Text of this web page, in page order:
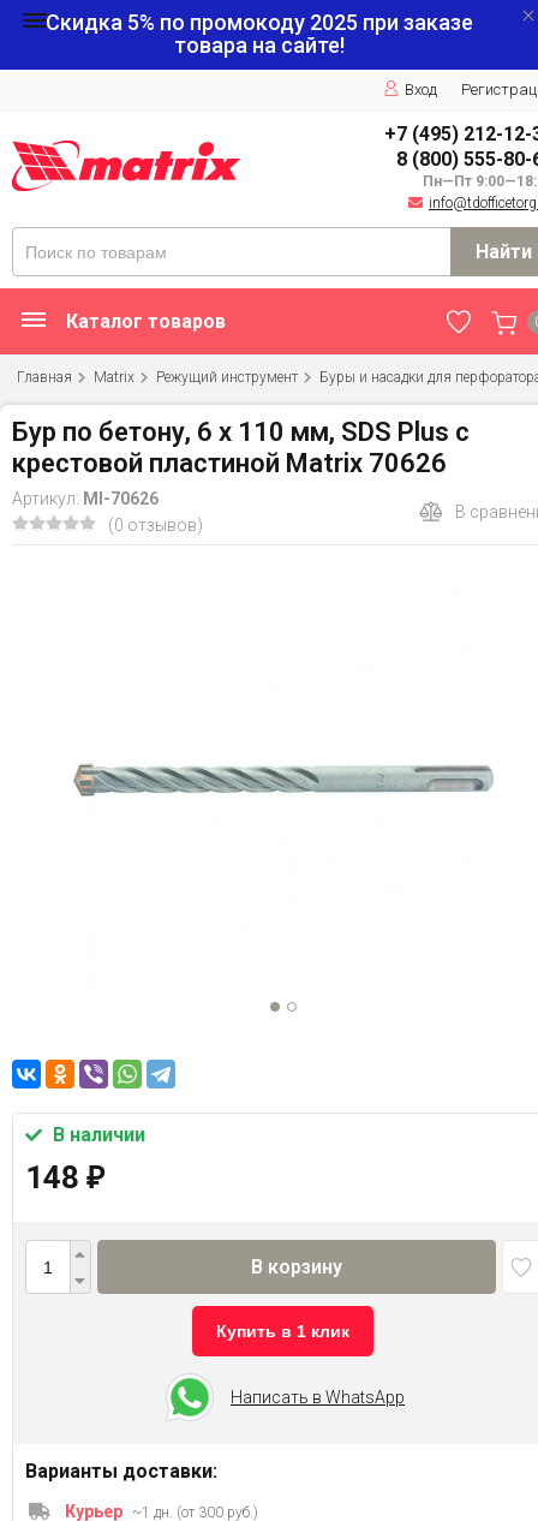
Скидка 5% по промокоду 2025 при заказе
товара на сайте!
Вход
+7 (495) 212-12-
8 (800) 555-80-
Пн—Пт
Найти
Каталог товаров
Главная Matrix Режущий инструмент Буры и насадки для
Бур по бетону, 6 x 110 мм, SDS Plus c
крестовой пластиной Matrix 70626
Артикул: MI-70626
(0 отзывов)
В
В наличии
148 ₽
В корзину
Купить в 1 клик
Написать в WhatsApp
Варианты доставки:
Курьер ~1 дн. (от 300 руб.)